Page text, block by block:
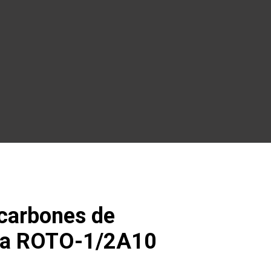
de
ROTO-1/2A10